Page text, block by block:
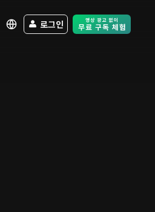
로그인 Free Trial -